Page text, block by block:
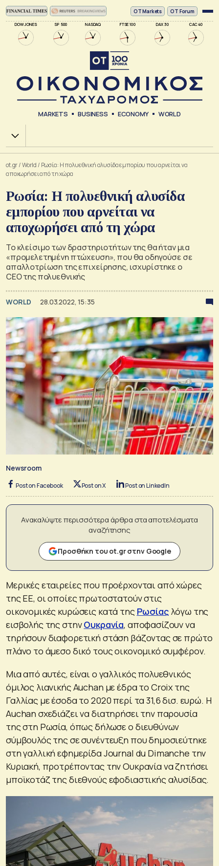
DOW JONES SP 500 NASDAQ FTSE 100 DAX 30 CAC 40
ΟΤ Markets OT Forum
MARKETS BUSINESS ECONOMY WORLD
Χ.Α.
ot.gr/World / Ρωσία: Η πολυεθνική αλυσίδα εμπορίου που αρνείται να
αποχωρήσει από τη χώρα
Ρωσία: Η πολυεθνική αλυσίδα
εμπορίου που αρνείται να
αποχωρήσει από τη χώρα
Το κλείσιμο των δραστηριοτήτων της θα ήταν μια
«προμελετημένη πτώχευση», που θα οδηγούσε σε
απαλλοτρίωση της επιχείρησης, ισχυρίστηκε ο
CEO της πολυεθνικής
WORLD 28.03.2022, 15:35
Newsroom
Post on Facebook Post on X Post on LinkedIn
Ανακαλύψτε περισσότερα άρθρα στα αποτελέσματα
αναζήτησης
Προσθήκη του ot.gr στην Google
Μερικές εταιρείες που προέρχονται από χώρες
της ΕΕ, οι οποίες πρωτοστατούν στις
οικονομικές κυρώσεις κατά της Ρωσίας λόγω της
εισβολής της στηνΟυκρανία, αποφασίζουν να
τηρήσουν διαφορετική στάση βάζοντας σε πρώτο
πλάνο το άμεσο δικό τους οικονομικό συμφέρον.
Μια από αυτές, είναι ο γαλλικός πολυεθνικός
όμιλος λιανικής Auchan με έδρα το Croix της
Γαλλίας με έσοδα το 2020 περί τα 31,6 δισ. ευρώ. Η
Auchan σχεδιάζει να διατηρήσει την παρουσία
της στη Ρωσία, όπως δήλωσε ο διευθύνων
σύμβουλός της σε συνέντευξη που δημοσιεύτηκε
στη γαλλική εφημερίδα Journal du Dimanche την
Κυριακή, προτρέποντας την Ουκρανία να ζητήσει
μποϊκοτάζ της διεθνούς εφοδιαστικής αλυσίδας.